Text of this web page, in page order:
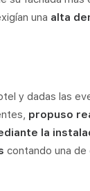
una alta
y dadas las
propuso
la
contando una de